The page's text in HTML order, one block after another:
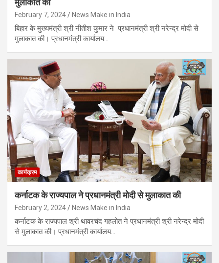
मुलाकात की
February 7, 2024 News Make in India
बिहार के मुख्यमंत्री श्री नीतीश कुमार ने प्रधानमंत्री श्री नरेन्द्र मोदी से
मुलाकात की। प्रधानमंत्री कार्यालय…
कार्यक्रम
कर्नाटक के राज्यपाल ने प्रधानमंत्री मोदी से मुलाकात की
February 2, 2024 News Make in India
कर्नाटक के राज्यपाल श्री थावरचंद गहलोत ने प्रधानमंत्री श्री नरेन्द्र मोदी
से मुलाकात की। प्रधानमंत्री कार्यालय…